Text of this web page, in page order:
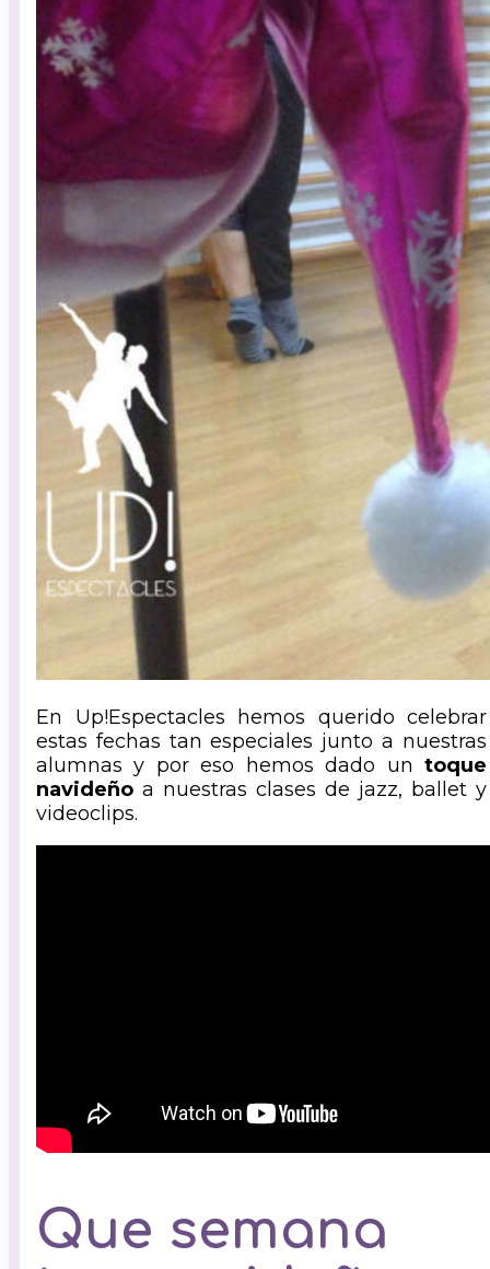
En Up!Espectacles hemos querido celebrar
estas fechas tan especiales junto a nuestras
alumnas y por eso hemos dado un toque
navideño a nuestras clases de jazz, ballet y
videoclips.
Que semana